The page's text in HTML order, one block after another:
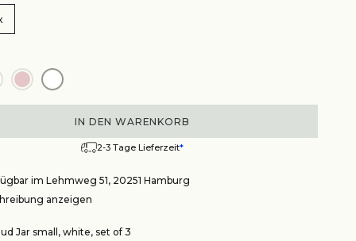
IN DEN WARENKORB
2-3 Tage Lieferzeit*
im Lehmweg 51, 20251 Hamburg
anzeigen
Jar small, white, set of 3